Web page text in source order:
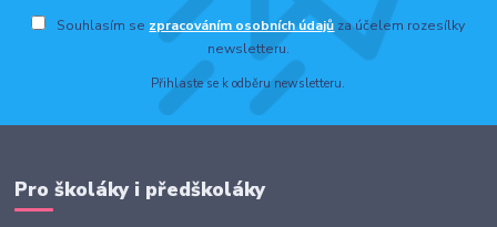
Souhlasím se zpracováním osobních údajů za účelem rozesílky
newsletteru.
Přihlaste se k odběru newsletteru.
Pro školáky i předškoláky